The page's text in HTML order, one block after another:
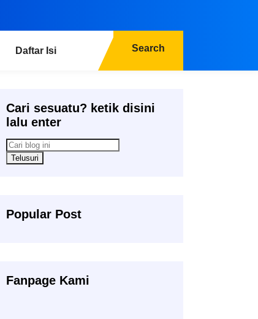
Daftar Isi Search
Cari sesuatu? ketik disini
lalu enter
Popular Post
Fanpage Kami